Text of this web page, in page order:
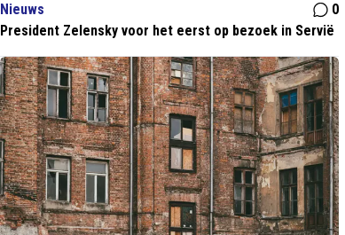
Nieuws
0
President Zelensky voor het eerst op bezoek in Servië